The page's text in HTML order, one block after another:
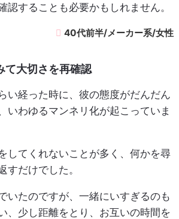
認することも必要かもしれません。
40代前半/メーカー系/女性
て大切さを再確認
い経った時に、彼の態度がだんだん
いわゆるマンネリ化が起こっていま
してくれないことが多く、何かを尋
すだけでした。
いたのですが、一緒にいすぎるのも
、少し距離をとり、お互いの時間を